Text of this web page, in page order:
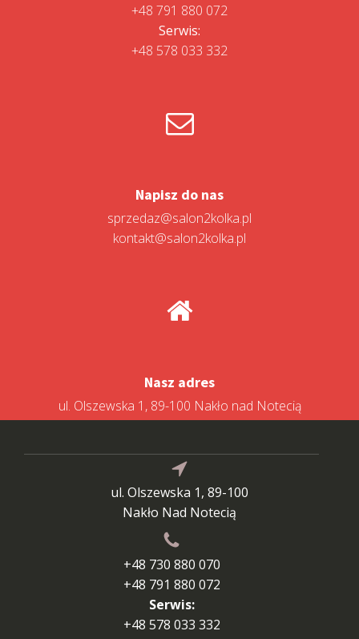
+48 791 880 072
Serwis:
+48 578 033 332
Napisz do nas
sprzedaz@salon2kolka.pl
kontakt@salon2kolka.pl
Nasz adres
ul. Olszewska 1, 89-100 Nakło nad Notecią
ul. Olszewska 1, 89-100
Nakło Nad Notecią
+48 730 880 070
+48 791 880 072
Serwis:
+48 578 033 332